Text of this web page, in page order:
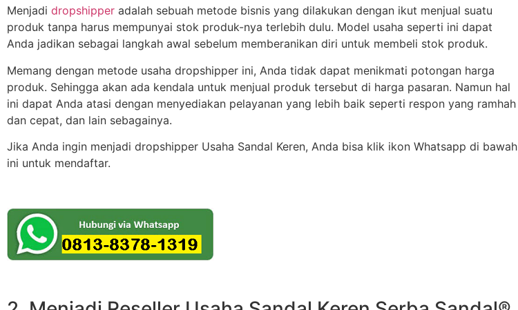
Menjadi dropshipper adalah sebuah metode bisnis yang dilakukan dengan ikut menjual suatu
produk tanpa harus mempunyai stok produk-nya terlebih dulu. Model usaha seperti ini dapat
Anda jadikan sebagai langkah awal sebelum memberanikan diri untuk membeli stok produk.
Memang dengan metode usaha dropshipper ini, Anda tidak dapat menikmati potongan harga
produk. Sehingga akan ada kendala untuk menjual produk tersebut di harga pasaran. Namun hal
ini dapat Anda atasi dengan menyediakan pelayanan yang lebih baik seperti respon yang ramhah
dan cepat, dan lain sebagainya.
Jika Anda ingin menjadi dropshipper Usaha Sandal Keren, Anda bisa klik ikon Whatsapp di bawah
ini untuk mendaftar.